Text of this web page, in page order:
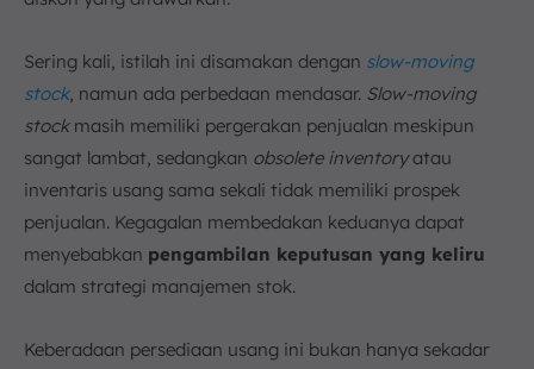
Sering kali, istilah ini disamakan dengan slow-moving
stock, namun ada perbedaan mendasar. Slow-moving
stockmasih memiliki pergerakan penjualan meskipun
sangat lambat, sedangkan obsolete inventoryatau
inventaris usang sama sekali tidak memiliki prospek
penjualan. Kegagalan membedakan keduanya dapat
menyebabkan pengambilan keputusan yang keliru
dalam strategi manajemen stok.
Keberadaan persediaan usang ini bukan hanya sekadar